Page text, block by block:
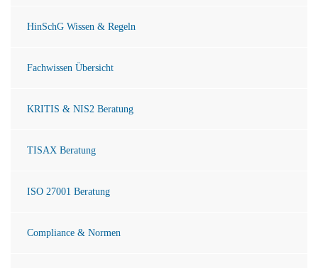
HinSchG Wissen & Regeln
Fachwissen Übersicht
KRITIS & NIS2 Beratung
TISAX Beratung
ISO 27001 Beratung
Compliance & Normen